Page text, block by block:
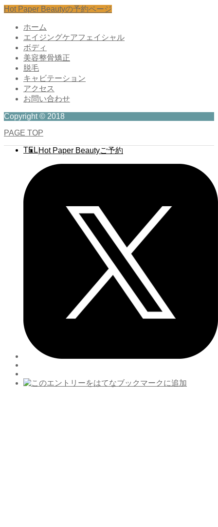
Hot Paper Beautyの予約ページ
ホーム
エイジングケアフェイシャル
ボディ
美容整骨矯正
脱毛
キャビテーション
アクセス
お問い合わせ
Copyright © 2018
PAGE TOP
TEL Hot Paper Beautyご予約